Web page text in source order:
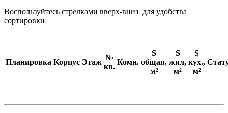
Воспользуйтесь стрелками вверх-вниз для удобства
сортировки
Планировка Корпус Этаж
№
кв.
Комн.
S
общая,
м²
S
жил,
м²
S
кух.,
м²